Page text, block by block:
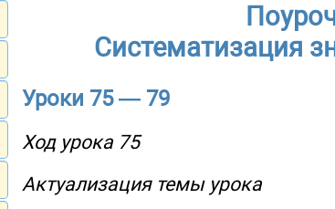
Систематизация
Уроки 75 — 79
Ход урока 75
Актуализация темы урока